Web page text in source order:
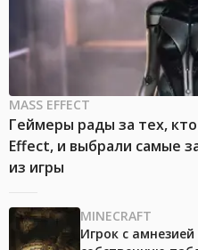
MASS EFFECT
Геймеры рады за тех,
Effect, и выбрали самые
из игры
MINECRAFT
Игрок с